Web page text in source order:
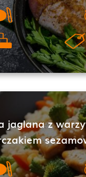
jaglana z